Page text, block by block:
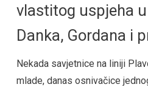
vlastitog uspjeha
Danka, Gordana i
Nekada savjetnice na liniji
mlade, danas osnivačice